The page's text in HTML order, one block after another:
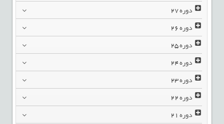
دوره27
دوره26
دوره25
دوره24
دوره23
دوره22
دوره21